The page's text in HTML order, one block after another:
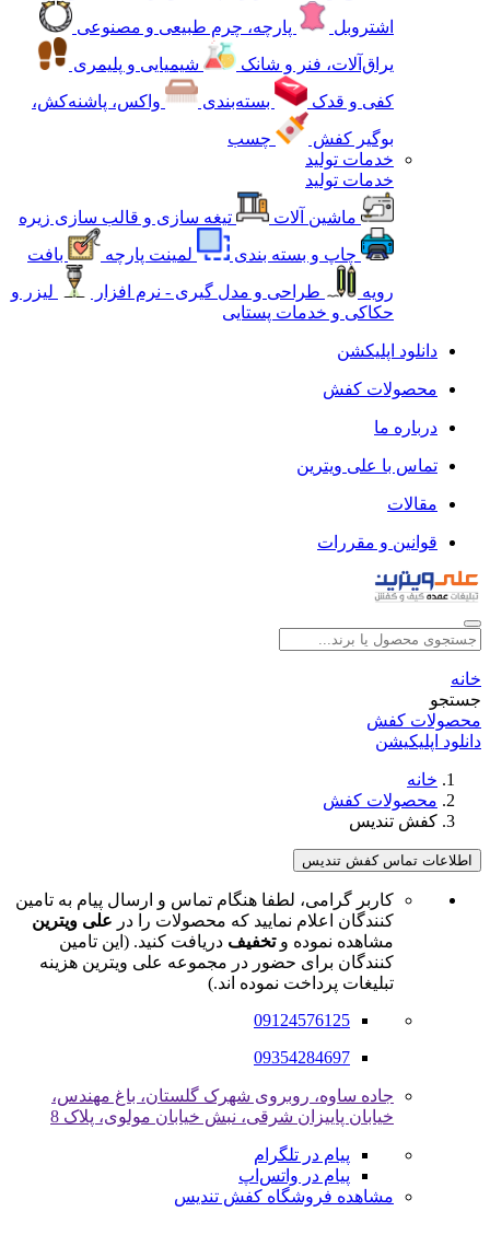
اشتروبل
پارچه، چرم طبیعی و مصنوعی
یراق‌آلات، فنر و شانک
شیمیایی و پلیمری
کفی و قدک
بسته‌بندی
واکس، پاشنه‌کش،
بوگیر کفش
چسب
خدمات تولید
خدمات تولید
ماشین آلات
تیغه سازی و قالب سازی زیره
چاپ و بسته بندی
لمینت پارچه
بافت
رویه
طراحی و مدل گیری - نرم افزار
لیزر و
حکاکی و خدمات پستایی
دانلود اپلیکشن
محصولات کفش
درباره ما
تماس با علی ویترین
مقالات
قوانین و مقررات
خانه
جستجو
محصولات کفش
دانلود اپلیکیشن
خانه
محصولات کفش
کفش تندیس
اطلاعات تماس کفش تندیس
کاربر گرامی، لطفا هنگام تماس و ارسال پیام به تامین
کنندگان اعلام نمایید که محصولات را در علی ویترین
مشاهده نموده وتخفیف دریافت کنید. (این تامین
کنندگان برای حضور در مجموعه علی ویترین هزینه
تبلیغات پرداخت نموده اند.)
09124576125
09354284697
جاده ساوه، روبروی شهرک گلستان، باغ مهندس،
خیابان پاییزان شرقی، نبش خیابان مولوی، پلاک 8
پیام در تلگرام
پیام در واتس‌اپ
مشاهده فروشگاه کفش تندیس